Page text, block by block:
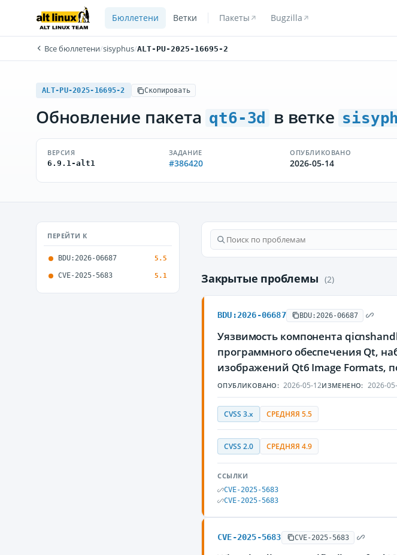
Бюллетени Ветки Пакеты Bugzilla
Все бюллетени/sisyphus/ALT-PU-2025-16695-2
ALT-PU-2025-16695-2 Скопировать
Обновление пакета qt6-3d в ветке
ВЕРСИЯ
6.9.1-alt1
ЗАДАНИЕ
#386420
ОПУБЛИКОВАНО
2026-05-14
ПЕРЕЙТИ К
BDU:2026-06687 5.5
CVE-2025-5683 5.1 Закрытые проблемы (2)
BDU:2026-06687 BDU:2026-06687
Уязвимость компонента
программного обеспечения Qt,
изображений Qt6 Image Formats,
ОПУБЛИКОВАНО: 2026-05-12ИЗМЕНЕНО: 2026-
CVSS 3.x СРЕДНЯЯ 5.5
CVSS 2.0 СРЕДНЯЯ 4.9
ССЫЛКИ
CVE-2025-5683
CVE-2025-5683
CVE-2025-5683 CVE-2025-5683